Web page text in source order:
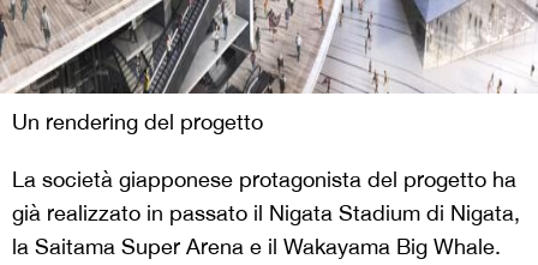
rappresenta uno degli studi d’architettura e
d’ingegneria più importanti d’Asia. Gli interventi di
ampliamento e miglioramento dello stadio in uso
avverranno nell’arco di cinque anni (tra il 2017 e il
utilizzato l’impianto attuale. Ad esempio laPrimera
Graderiade Gol Sud y de Gol Nord sarà demolita e
ricostruita durante l’estate del 2018, mentre tra